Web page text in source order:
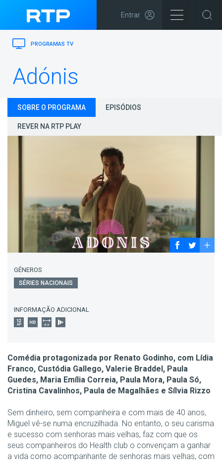
Entrar
PROGRAMAS TV
Adónis
SOBRE O PROGRAMA EPISÓDIOS
REVER NA RTP PLAY
GÉNEROS
SÉRIES NACIONAIS
INFORMAÇÃO ADICIONAL
Comédia protagonizada por Renato Godinho, com Lídia
Franco, Custódia Gallego, Valerie Braddel, Paula
Guedes, Maria Emília Correia, Paula Mora, Paula Só,
Cristina Cavalinhos, Paula de Magalhães e Sílvia Rizzo
Sem dinheiro, sem companheira e com mais de 40 anos,
Miguel vê-se numa encruzilhada. No entanto, o seu carisma
e sucesso com senhoras mais velhas, faz com que os
seus companheiros do Health club o convençam a ganhar
a vida como acompanhante de senhoras mais velhas, com